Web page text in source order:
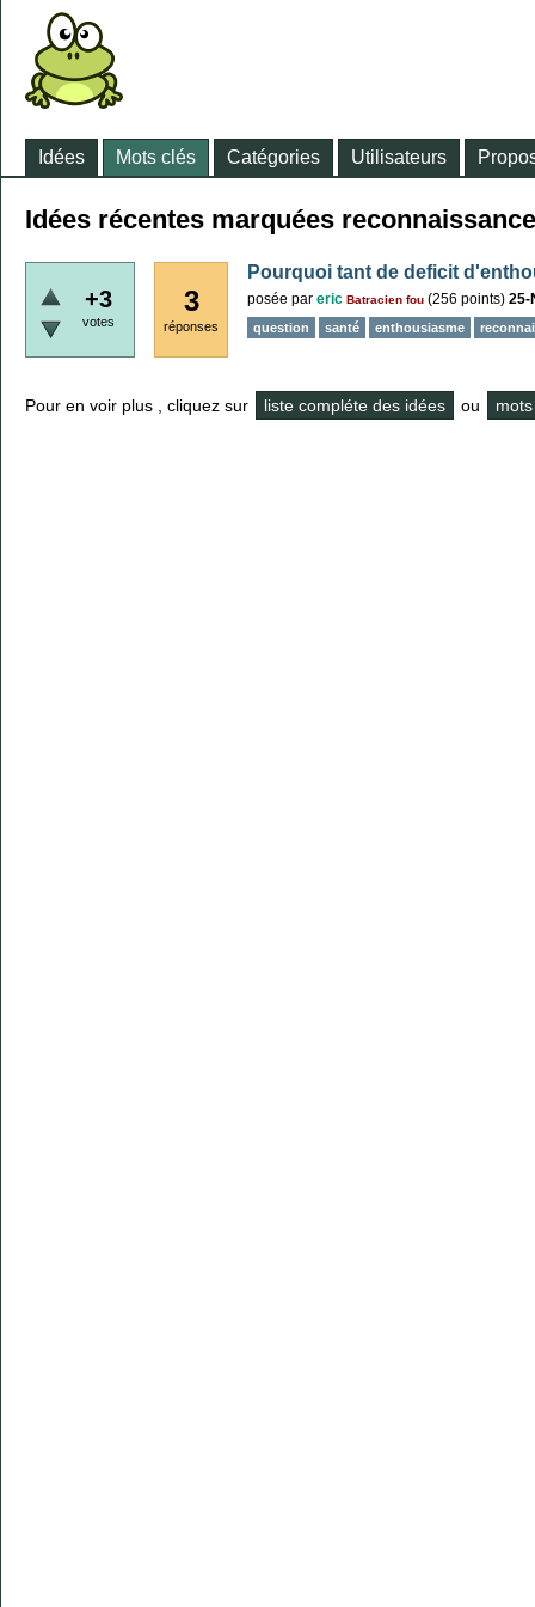
Idées Mots clés Catégories Utilisateurs
Idées récentes marquées reconnaissance
+3
votes
3
réponses
Pourquoi tant de deficit
posée par eric Batracien fou (256 points) 25-
question santé enthousiasme
Pour en voir plus , cliquez sur liste compléte des idées ou